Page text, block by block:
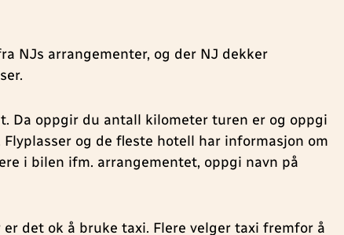
NJs arrangementer, og der NJ dekker
Da oppgir du antall kilometer turen er og oppgi
og de fleste hotell har informasjon om
i bilen ifm. arrangementet, oppgi navn på
det ok å bruke taxi. Flere velger taxi fremfor å